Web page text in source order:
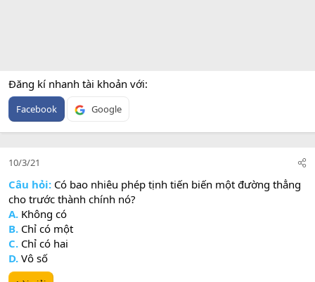
Đăng kí nhanh tài khoản với
Facebook Google
10/3/21
Câu hỏi: Có bao nhiêu phép tịnh tiến biến một đường thẳng
cho trước thành chính nó?
A. Không có
B. Chỉ có một
C. Chỉ có hai
D. Vô số